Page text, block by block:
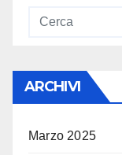
ARCHIVI
Marzo 2025